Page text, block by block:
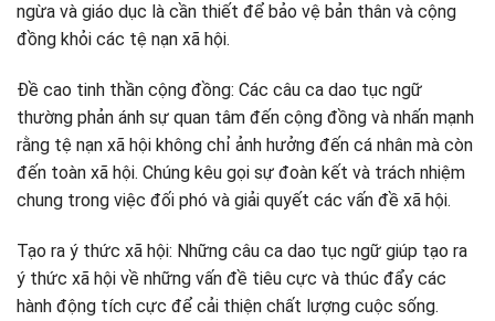
ngừa và giáo dục là cần thiết để bảo vệ bản thân và cộng
đồng khỏi các tệ nạn xã hội.
Đề cao tinh thần cộng đồng: Các câu ca dao tục ngữ
thường phản ánh sự quan tâm đến cộng đồng và nhấn mạnh
rằng tệ nạn xã hội không chỉ ảnh hưởng đến cá nhân mà còn
đến toàn xã hội. Chúng kêu gọi sự đoàn kết và trách nhiệm
chung trong việc đối phó và giải quyết các vấn đề xã hội.
Tạo ra ý thức xã hội: Những câu ca dao tục ngữ giúp tạo ra
ý thức xã hội về những vấn đề tiêu cực và thúc đẩy các
hành động tích cực để cải thiện chất lượng cuộc sống.